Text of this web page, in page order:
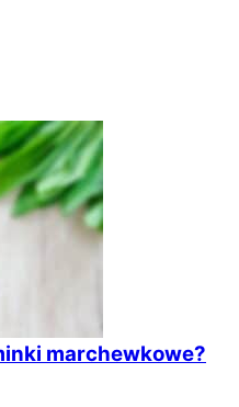
marchewkowe?